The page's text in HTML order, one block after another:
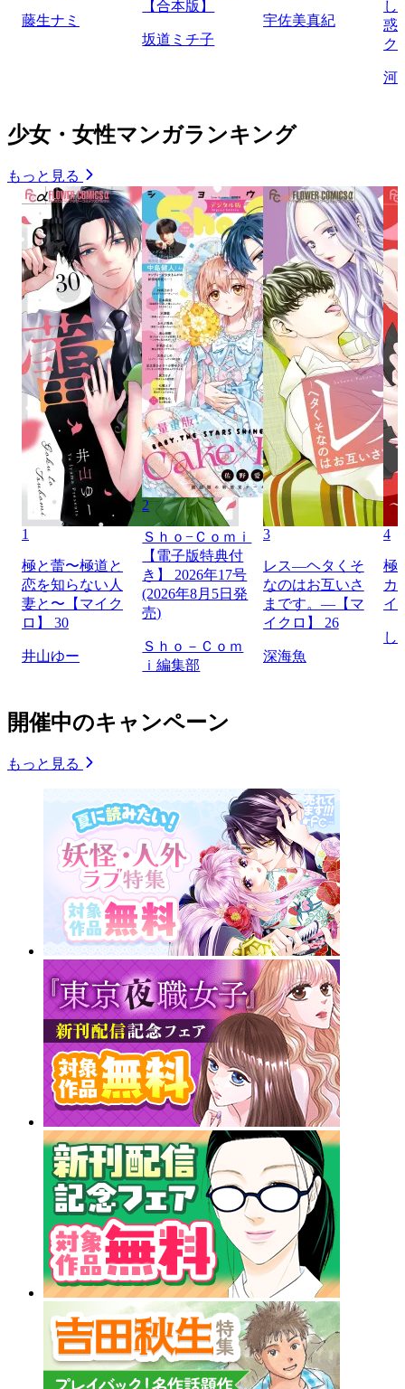
藤生ナミ
【合本版】
坂道ミチ子
宇佐美真紀
し
惑
ク
河
少女・女性マンガランキング
もっと見る
1
極と蕾〜極道と
恋を知らない人
妻と〜【マイク
ロ】 30
井山ゆー
2
Ｓｈｏ−Ｃｏｍｉ
【電子版特典付
き】 2026年17号
(2026年8月5日発
売)
Ｓｈｏ－Ｃｏｍ
ｉ編集部
3
レス―ヘタくそ
なのはお互いさ
まです。―【マ
イクロ】 26
深海魚
4
極
カ
イ
し
開催中のキャンペーン
もっと見る